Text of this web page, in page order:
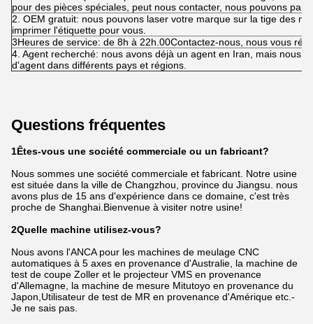
pour des pièces spéciales, peut nous contacter, nous pouvons
2. OEM gratuit: nous pouvons laser votre marque sur la tige des
imprimer l'étiquette pour vous.
3Heures de service: de 8h à 22h.00Contactez-nous, nous vous
4. Agent recherché: nous avons déjà un agent en Iran, mais nous
d'agent dans différents pays et régions.
Questions fréquentes
1Êtes-vous une société commerciale ou un fabricant?
Nous sommes une société commerciale et fabricant. Notre usine
est située dans la ville de Changzhou, province du Jiangsu. nous
avons plus de 15 ans d'expérience dans ce domaine, c'est très
proche de Shanghai.Bienvenue à visiter notre usine!
2Quelle machine utilisez-vous?
Nous avons l'ANCA pour les machines de meulage CNC
automatiques à 5 axes en provenance d'Australie, la machine de
test de coupe Zoller et le projecteur VMS en provenance
d'Allemagne, la machine de mesure Mitutoyo en provenance du
Japon,Utilisateur de test de MR en provenance d'Amérique etc.-
Je ne sais pas.